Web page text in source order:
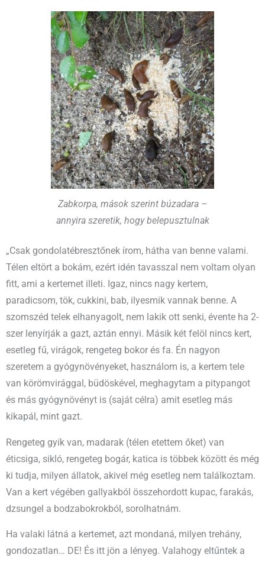
Zabkorpa, mások szerint búzadara –
annyira szeretik, hogy belepusztulnak
„Csak gondolatébresztőnek írom, hátha van benne valami.
Télen eltört a bokám, ezért idén tavasszal nem voltam olyan
fitt, ami a kertemet illeti. Igaz, nincs nagy kertem,
paradicsom, tök, cukkini, bab, ilyesmik vannak benne. A
szomszéd telek elhanyagolt, nem lakik ott senki, évente ha 2-
szer lenyírják a gazt, aztán ennyi. Másik két felöl nincs kert,
esetleg fű, virágok, rengeteg bokor és fa. Én nagyon
szeretem a gyógynövényeket, használom is, a kertem tele
van körömvirággal, büdöskével, meghagytam a pitypangot
és más gyógynövényt is (saját célra) amit esetleg más
kikapál, mint gazt.
Rengeteg gyík van, madarak (télen etettem őket) van
éticsiga, sikló, rengeteg bogár, katica is többek között és még
ki tudja, milyen állatok, akivel még esetleg nem találkoztam.
Van a kert végében gallyakból összehordott kupac, farakás,
dzsungel a bodzabokrokból, sorolhatnám.
Ha valaki látná a kertemet, azt mondaná, milyen trehány,
gondozatlan… DE! És itt jön a lényeg. Valahogy eltűntek a